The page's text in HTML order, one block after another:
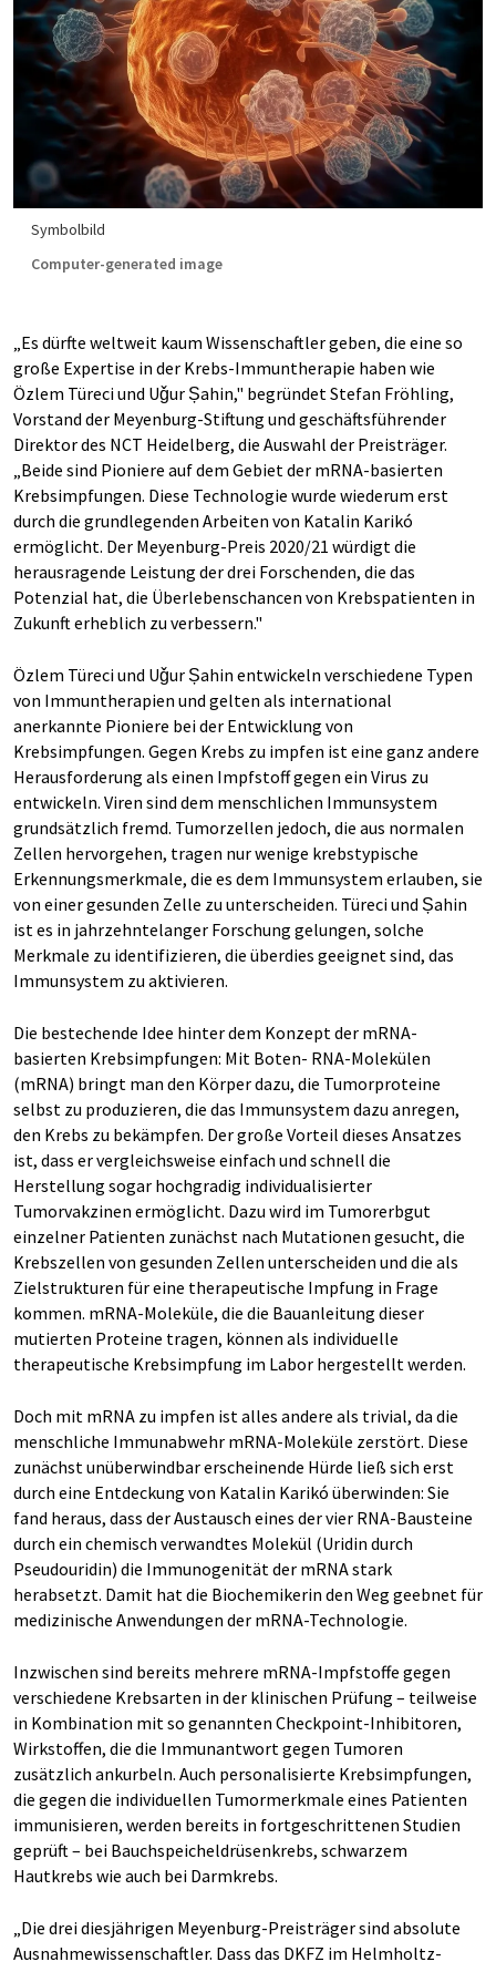
Symbolbild
Computer-generated image
„Es dürfte weltweit kaum Wissenschaftler geben, die eine so
große Expertise in der Krebs-Immuntherapie haben wie
Özlem Türeci und Uǧur Șahin," begründet Stefan Fröhling,
Vorstand der Meyenburg-Stiftung und geschäftsführender
Direktor des NCT Heidelberg, die Auswahl der Preisträger.
„Beide sind Pioniere auf dem Gebiet der mRNA-basierten
Krebsimpfungen. Diese Technologie wurde wiederum erst
durch die grundlegenden Arbeiten von Katalin Karikó
ermöglicht. Der Meyenburg-Preis 2020/21 würdigt die
herausragende Leistung der drei Forschenden, die das
Potenzial hat, die Überlebenschancen von Krebspatienten in
Zukunft erheblich zu verbessern."
Özlem Türeci und Uǧur Șahin entwickeln verschiedene Typen
von Immuntherapien und gelten als international
anerkannte Pioniere bei der Entwicklung von
Krebsimpfungen. Gegen Krebs zu impfen ist eine ganz andere
Herausforderung als einen Impfstoff gegen ein Virus zu
entwickeln. Viren sind dem menschlichen Immunsystem
grundsätzlich fremd. Tumorzellen jedoch, die aus normalen
Zellen hervorgehen, tragen nur wenige krebstypische
Erkennungsmerkmale, die es dem Immunsystem erlauben, sie
von einer gesunden Zelle zu unterscheiden. Türeci und Șahin
ist es in jahrzehntelanger Forschung gelungen, solche
Merkmale zu identifizieren, die überdies geeignet sind, das
Immunsystem zu aktivieren.
Die bestechende Idee hinter dem Konzept der mRNA-
basierten Krebsimpfungen: Mit Boten- RNA-Molekülen
(mRNA) bringt man den Körper dazu, die Tumorproteine
selbst zu produzieren, die das Immunsystem dazu anregen,
den Krebs zu bekämpfen. Der große Vorteil dieses Ansatzes
ist, dass er vergleichsweise einfach und schnell die
Herstellung sogar hochgradig individualisierter
Tumorvakzinen ermöglicht. Dazu wird im Tumorerbgut
einzelner Patienten zunächst nach Mutationen gesucht, die
Krebszellen von gesunden Zellen unterscheiden und die als
Zielstrukturen für eine therapeutische Impfung in Frage
kommen. mRNA-Moleküle, die die Bauanleitung dieser
mutierten Proteine tragen, können als individuelle
therapeutische Krebsimpfung im Labor hergestellt werden.
Doch mit mRNA zu impfen ist alles andere als trivial, da die
menschliche Immunabwehr mRNA-Moleküle zerstört. Diese
zunächst unüberwindbar erscheinende Hürde ließ sich erst
durch eine Entdeckung von Katalin Karikó überwinden: Sie
fand heraus, dass der Austausch eines der vier RNA-Bausteine
durch ein chemisch verwandtes Molekül (Uridin durch
Pseudouridin) die Immunogenität der mRNA stark
herabsetzt. Damit hat die Biochemikerin den Weg geebnet für
medizinische Anwendungen der mRNA-Technologie.
Inzwischen sind bereits mehrere mRNA-Impfstoffe gegen
verschiedene Krebsarten in der klinischen Prüfung – teilweise
in Kombination mit so genannten Checkpoint-Inhibitoren,
Wirkstoffen, die die Immunantwort gegen Tumoren
zusätzlich ankurbeln. Auch personalisierte Krebsimpfungen,
die gegen die individuellen Tumormerkmale eines Patienten
immunisieren, werden bereits in fortgeschrittenen Studien
geprüft – bei Bauchspeicheldrüsenkrebs, schwarzem
Hautkrebs wie auch bei Darmkrebs.
„Die drei diesjährigen Meyenburg-Preisträger sind absolute
Ausnahmewissenschaftler. Dass das DKFZ im Helmholtz-